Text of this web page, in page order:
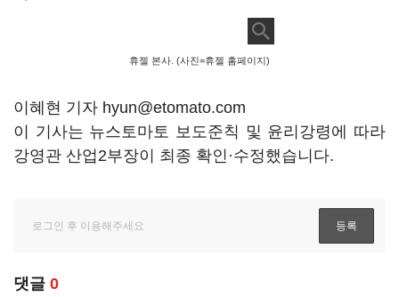
휴젤 본사. (사진=휴젤 홈페이지)
이혜현 기자 hyun@etomato.com
이 기사는 뉴스토마토 보도준칙 및 윤리강령에 따라
강영관 산업2부장이 최종 확인·수정했습니다.
댓글 0